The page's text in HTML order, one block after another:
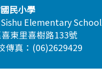
民小學
Elementary School
東里喜樹路133號
傳真：(06)2629429